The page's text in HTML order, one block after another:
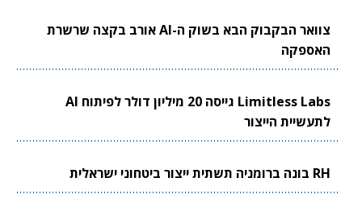
צוואר הבקבוק הבא בשוק ה-AI אורב בקצה שרשרת
האספקה
Limitless Labs גייסה 20 מיליון דולר לפיתוח AI
לתעשיית הייצור
RH בונה ברומניה תשתית ייצור ביטחוני ישראלית